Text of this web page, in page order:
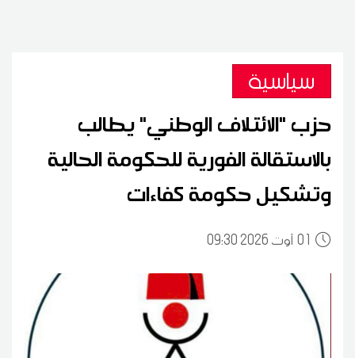
سياسية
حزب "الائتلاف الوطني" يطالب
بالاستقالة الفورية للحكومة الحالية
وتشكيل حكومة كفاءات
0109:30 2026 أوت